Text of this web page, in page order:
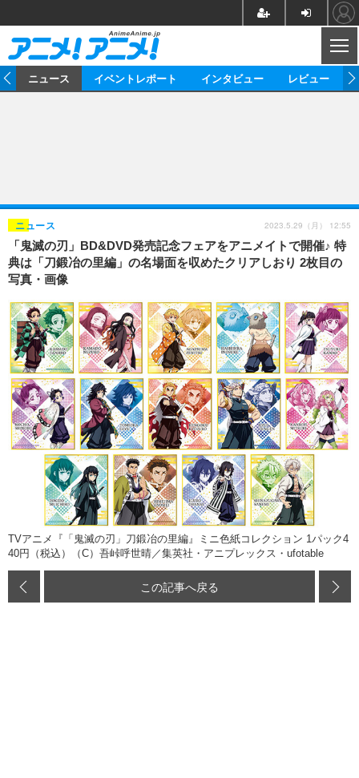
ゲーム グッズ
イベント
海外イベント ビジネス
俳優・タレント アーティスト
ビジネス
アニメ 実写
ゲーム 座談会
動画
アニメ！アニメ！TV ABEMA Cafe
連載・コラム
ニュース イベントレポート インタビュー レビュー
「鬼滅の刃」BD&DVD発売記念フェアをアニメイトで開催♪ 特
典は「刀鍛冶の里編」の名場面を収めたクリアしおり 2枚目の
写真・画像
ニュース 2023.5.29（月） 12:55
TVアニメ『「鬼滅の刃」刀鍛冶の里編』ミニ色紙コレクション 1パック4
40円（税込）（C）吾峠呼世晴／集英社・アニプレックス・ufotable
この記事へ戻る